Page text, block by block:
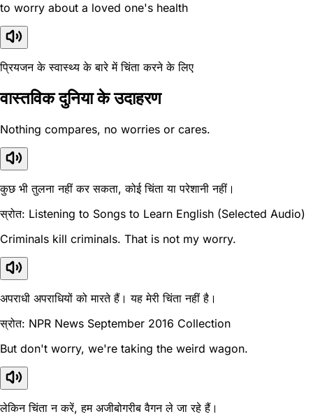
to worry about a loved one's health
प्रियजन के स्वास्थ्य के बारे में चिंता करने के लिए
वास्तविक दुनिया के उदाहरण
Nothing compares, no worries or cares.
कुछ भी तुलना नहीं कर सकता, कोई चिंता या परेशानी नहीं।
स्रोत: Listening to Songs to Learn English (Selected Audio)
Criminals kill criminals. That is not my worry.
अपराधी अपराधियों को मारते हैं। यह मेरी चिंता नहीं है।
स्रोत: NPR News September 2016 Collection
But don't worry, we're taking the weird wagon.
लेकिन चिंता न करें, हम अजीबोगरीब वैगन ले जा रहे हैं।